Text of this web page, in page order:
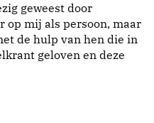
geweest door
op mij als persoon, maar
de hulp van hen die in
geloven en deze